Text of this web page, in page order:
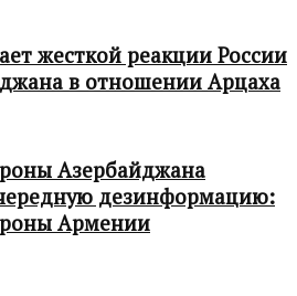
жесткой реакции России
в отношении Арцаха
Азербайджана
дезинформацию:
Армении